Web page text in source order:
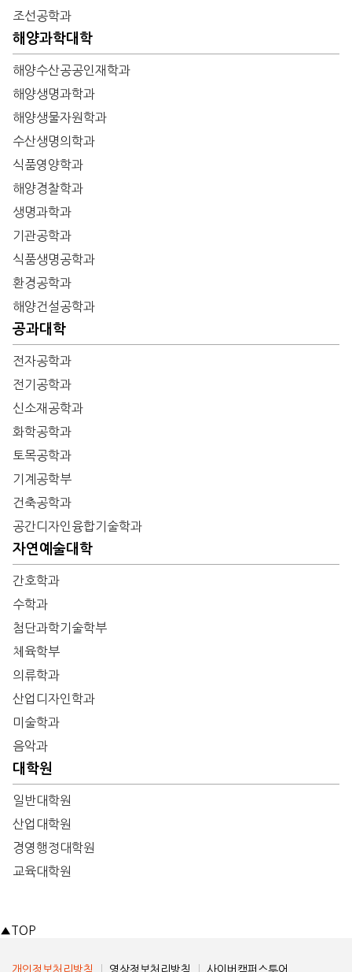
조선공학과
해양과학대학
해양수산공공인재학과
해양생명과학과
해양생물자원학과
수산생명의학과
식품영양학과
해양경찰학과
생명과학과
기관공학과
식품생명공학과
환경공학과
해양건설공학과
공과대학
전자공학과
전기공학과
신소재공학과
화학공학과
토목공학과
기계공학부
건축공학과
공간디자인융합기술학과
자연예술대학
간호학과
수학과
첨단과학기술학부
체육학부
의류학과
산업디자인학과
미술학과
음악과
대학원
일반대학원
산업대학원
경영행정대학원
교육대학원
▲ TOP